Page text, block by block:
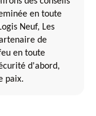
en toute
Neuf, Les
de
en toute
d'abord,
paix.